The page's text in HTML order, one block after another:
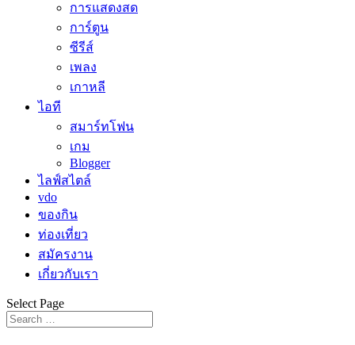
การแสดงสด
การ์ตูน
ซีรีส์
เพลง
เกาหลี
ไอที
สมาร์ทโฟน
เกม
Blogger
ไลฟ์สไตล์
vdo
ของกิน
ท่องเที่ยว
สมัครงาน
เกี่ยวกับเรา
Select Page